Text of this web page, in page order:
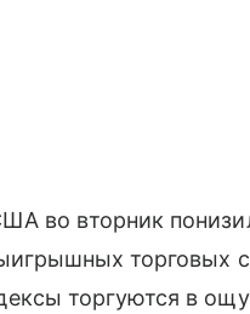
во вторник
торговых
торгуются в